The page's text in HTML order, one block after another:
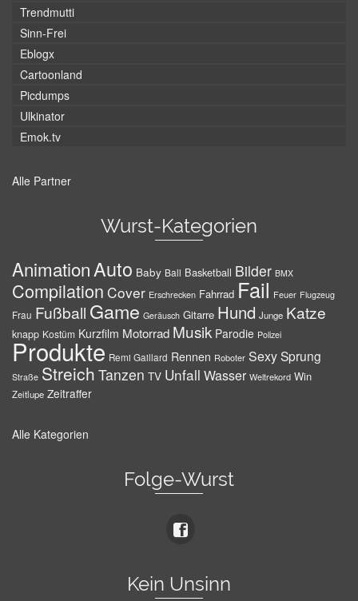
Trendmutti
Sinn-Frei
Eblogx
Cartoonland
Picdumps
Ulkinator
Emok.tv
Alle Partner
Wurst-Kategorien
AnimationAuto Baby Ball Basketball Bilder BMX
Compilation Cover Erschrecken Fahrrad Fail Feuer Flugzeug
Frau Fußball Game Geräusch Gitarre Hund Junge Katze
knapp Kostüm Kurzfilm Motorrad Musik Parodie Polizei
Produkte Remi Gaillard Rennen Roboter SexySprung
Straße Streich Tanzen TV Unfall Wasser Weltrekord Win
Zeitlupe Zeitraffer
Alle Kategorien
Folge-Wurst
Kein Unsinn